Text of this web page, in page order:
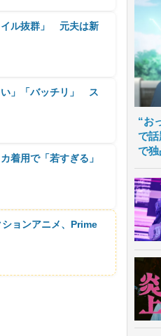
イル抜群」 元夫は新
い」「バッチリ」 ス
着用で「若すぎる」
ョンアニメ、Prime
“お
で
で独